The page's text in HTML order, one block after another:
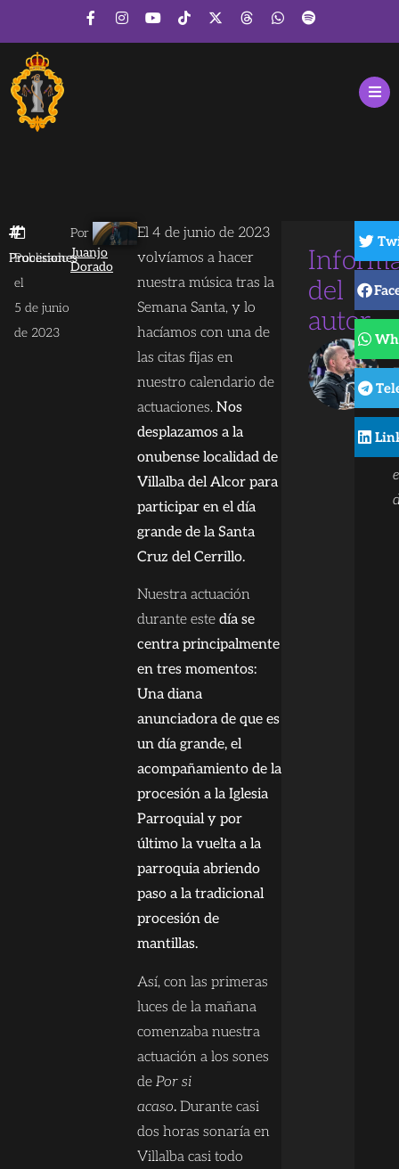
Procesiones
Publicado
el
5 de junio
de 2023
Por
Juanjo
Dorado
El 4 de junio de 2023
volvíamos a hacer
nuestra música tras la
Semana Santa, y lo
hacíamos con una de
las citas fijas en
nuestro calendario de
actuaciones. Nos
desplazamos a la
onubense localidad de
Villalba del Alcor para
participar en el día
grande de la Santa
Cruz del Cerrillo.
Nuestra actuación
durante este día se
centra principalmente
en tres momentos:
Una diana
anunciadora de que es
un día grande, el
acompañamiento de la
procesión a la Iglesia
Parroquial y por
último la vuelta a la
parroquia abriendo
paso a la tradicional
procesión de
mantillas.
Así, con las primeras
luces de la mañana
comenzaba nuestra
actuación a los sones
de Por si
acaso.Durante casi
dos horas sonaría en
Villalba casi todo
del
autor